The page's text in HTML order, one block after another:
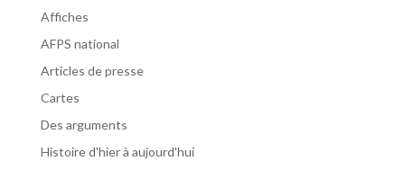
Affiches
AFPS national
Articles de presse
Cartes
Des arguments
Histoire d'hier à aujourd'hui